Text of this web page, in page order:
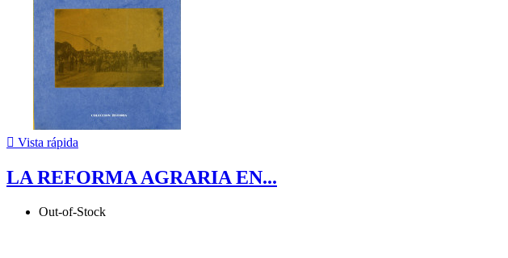
 Vista rápida
LA REFORMA AGRARIA EN...
Out-of-Stock